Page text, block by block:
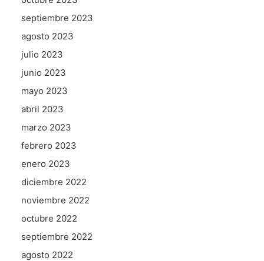
septiembre 2023
agosto 2023
julio 2023
junio 2023
mayo 2023
abril 2023
marzo 2023
febrero 2023
enero 2023
diciembre 2022
noviembre 2022
octubre 2022
septiembre 2022
agosto 2022